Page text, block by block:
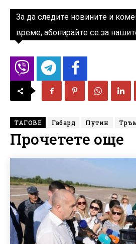
За да следите новините и
време, абонирайте се за
ТАГОВЕ Габард Путин
Прочетете още